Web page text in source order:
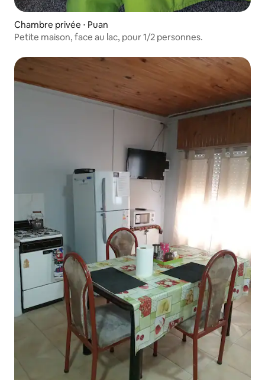
Chambre privée ⋅ Puan
Petite maison, face au lac, pour 1/2 personnes.